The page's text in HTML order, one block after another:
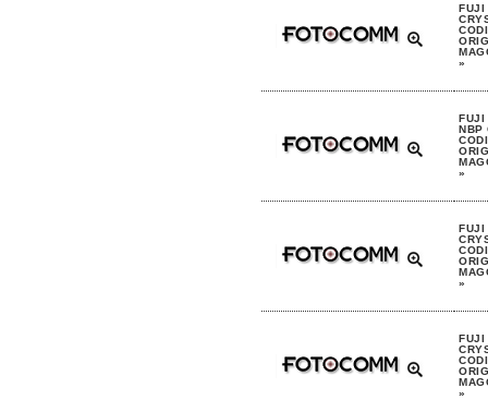
FUJI
»
FUJI
NBP
»
FUJI
»
FUJI
»